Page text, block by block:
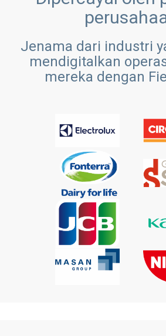
Jenama dari industri
mendigitalkan
mereka dengan